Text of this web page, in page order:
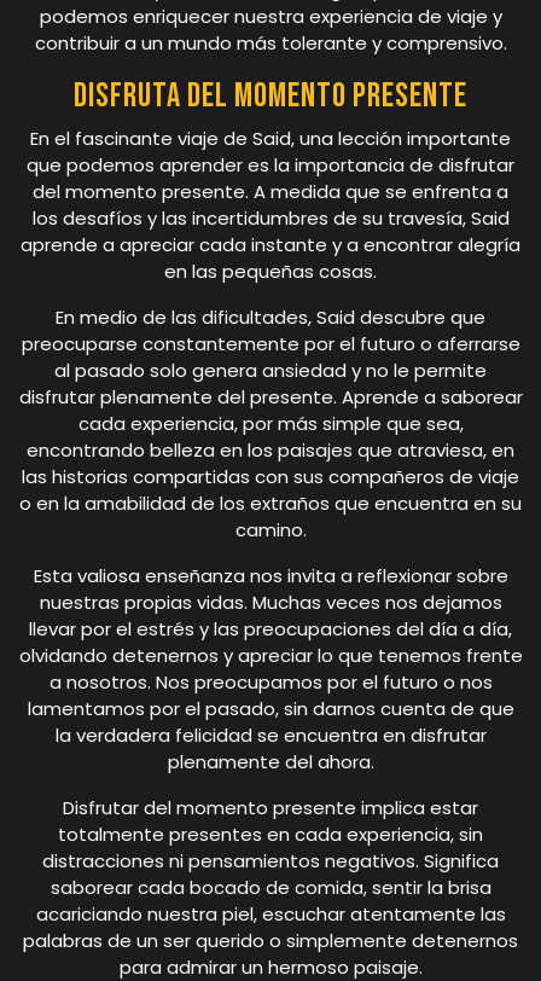
podemos enriquecer nuestra experiencia de viaje y
contribuir a un mundo más tolerante y comprensivo.
Disfruta del momento presente
En el fascinante viaje de Said, una lección importante
que podemos aprender es la importancia de disfrutar
del momento presente. A medida que se enfrenta a
los desafíos y las incertidumbres de su travesía, Said
aprende a apreciar cada instante y a encontrar alegría
en las pequeñas cosas.
En medio de las dificultades, Said descubre que
preocuparse constantemente por el futuro o aferrarse
al pasado solo genera ansiedad y no le permite
disfrutar plenamente del presente. Aprende a saborear
cada experiencia, por más simple que sea,
encontrando belleza en los paisajes que atraviesa, en
las historias compartidas con sus compañeros de viaje
o en la amabilidad de los extraños que encuentra en su
camino.
Esta valiosa enseñanza nos invita a reflexionar sobre
nuestras propias vidas. Muchas veces nos dejamos
llevar por el estrés y las preocupaciones del día a día,
olvidando detenernos y apreciar lo que tenemos frente
a nosotros. Nos preocupamos por el futuro o nos
lamentamos por el pasado, sin darnos cuenta de que
la verdadera felicidad se encuentra en disfrutar
plenamente del ahora.
Disfrutar del momento presente implica estar
totalmente presentes en cada experiencia, sin
distracciones ni pensamientos negativos. Significa
saborear cada bocado de comida, sentir la brisa
acariciando nuestra piel, escuchar atentamente las
palabras de un ser querido o simplemente detenernos
para admirar un hermoso paisaje.